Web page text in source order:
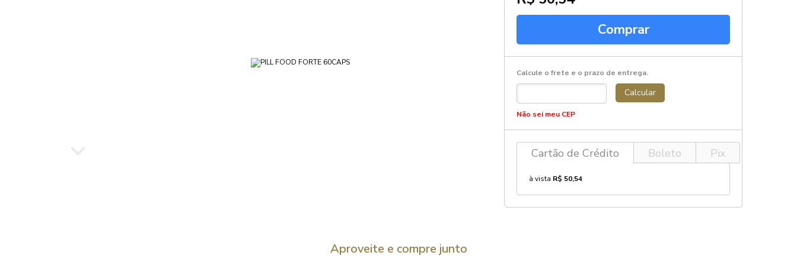
Comprar
Calcule o frete e o prazo de entrega.
Calcular
Não sei meu CEP
Cartão de Crédito Boleto Pix
à vista R$ 50,54
Aproveite e compre junto